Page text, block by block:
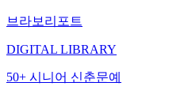
브라보리포트
DIGITAL LIBRARY
50+ 시니어 신춘문예